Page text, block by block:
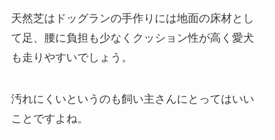
天然芝はドッグランの手作りには地面の床材とし
て足、腰に負担も少なくクッション性が高く愛犬
も走りやすいでしょう。
汚れにくいというのも飼い主さんにとってはいい
ことですよね。